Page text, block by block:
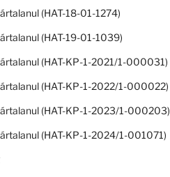
(HAT-18-01-1274)
(HAT-19-01-1039)
(HAT-KP-1-2021/1-000031)
(HAT-KP-1-2022/1-000022)
(HAT-KP-1-2023/1-000203)
(HAT-KP-1-2024/1-001071)